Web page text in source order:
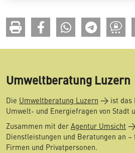
Umweltberatung Luzern
Die Umweltberatung Luzern
ist das
Umwelt- und Energiefragen von Stadt
Zusammen mit der Agentur Umsicht
Dienstleistungen und Beratungen an –
Firmen und Privatpersonen.